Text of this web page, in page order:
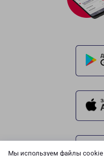
Мы используем файлы cookie